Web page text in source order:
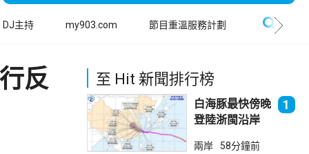
DJ主持 my903.com 節目重溫服務計劃
反 至 Hit 新聞排行榜
白海豚最快傍晚
登陸浙閩沿岸
1
兩岸 58分鐘前